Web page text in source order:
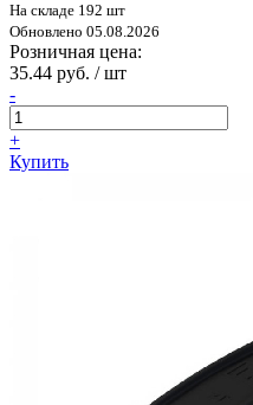
На складе 192 шт
Обновлено 05.08.2026
Розничная цена:
35.44 руб. / шт
-
+
Купить